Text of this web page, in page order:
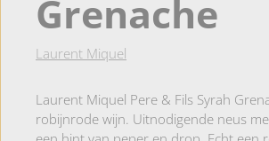
o
m
Grenache
Laurent Miquel
Laurent Miquel Pere & Fils Syrah
robijnrode wijn. Uitnodigende neus